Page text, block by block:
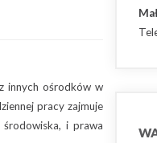
innych ośrodków w
pracy zajmuje
i prawa